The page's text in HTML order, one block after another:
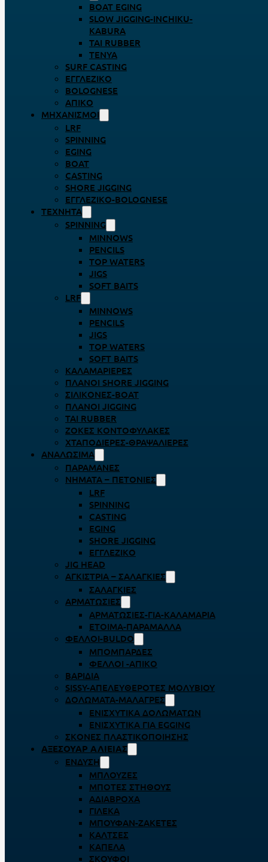
BOAT EGING
SLOW JIGGING-INCHIKU-
KABURA
TAI RUBBER
TENYA
SURF CASTING
ΕΓΓΛΈΖΙΚΟ
BOLOGNESE
ΑΠΊΚΟ
ΜΗΧΑΝΙΣΜΟΊ
LRF
SPINNING
EGING
BOAT
CASTING
SHORE JIGGING
ΕΓΓΛΈΖΙΚΟ-BOLOGNESE
ΤΕΧΝΗΤΆ
SPINNING
MINNOWS
PENCILS
TOP WATERS
JIGS
SOFT BAITS
LRF
MINNOWS
PENCILS
JIGS
TOP WATERS
SOFT BAITS
ΚΑΛΑΜΑΡΙΈΡΕΣ
ΠΛΆΝΟΙ SHORE JIGGING
ΣΙΛΙΚΌΝΕΣ-BOAT
ΠΛΆΝΟΙ JIGGING
TAI RUBBER
ΖΌΚΕΣ ΚΟΝΤΟΦΎΛΑΚΕΣ
ΧΤΑΠΟΔΙΈΡΕΣ-ΘΡΑΨΑΛΙΈΡΕΣ
ΑΝΑΛΏΣΙΜΑ
ΠΑΡΑΜΆΝΕΣ
ΝΉΜΑΤΑ – ΠΕΤΟΝΙΈΣ
LRF
SPINNING
CASTING
EGING
SHORE JIGGING
ΕΓΓΛΈΖΙΚΟ
JIG HEAD
ΑΓΚΊΣΤΡΙΑ – ΣΑΛΑΓΚΙΈΣ
ΣΑΛΑΓΚΙΈΣ
ΑΡΜΑΤΩΣΙΈΣ
ΑΡΜΑΤΩΣΙΈΣ-ΓΙΑ-ΚΑΛΑΜΆΡΙΑ
ΈΤΟΙΜΑ-ΠΑΡΆΜΑΛΛΑ
ΦΕΛΛΟΊ-BULDO
ΜΠΟΜΠΆΡΔΕΣ
ΦΕΛΛΟΊ -ΑΠΊΚΟ
ΒΑΡΊΔΙΑ
SISSY-ΑΠΕΛΕΥΘΕΡΟΤΈΣ ΜΟΛΥΒΙΟΎ
ΔΟΛΏΜΑΤΑ-ΜΑΛΆΓΡΕΣ
ΕΝΙΣΧΥΤΙΚΆ ΔΟΛΩΜΆΤΩΝ
ΕΝΙΣΧΥΤΙΚΆ ΓΙΑ EGGING
ΣΚΌΝΕΣ ΠΛΑΣΤΙΚΟΠΟΊΗΣΗΣ
ΑΞΕΣΟΥΆΡ ΑΛΙΕΊΑΣ
ΈΝΔΥΣΗ
ΜΠΛΟΎΖΕΣ
ΜΠΌΤΕΣ ΣΤΉΘΟΥΣ
ΑΔΙΆΒΡΟΧΑ
ΓΙΛΈΚΑ
ΜΠΟΥΦΆΝ-ΖΑΚΈΤΕΣ
ΚΆΛΤΣΕΣ
ΚΑΠΈΛΑ
ΣΚΟΎΦΟΙ